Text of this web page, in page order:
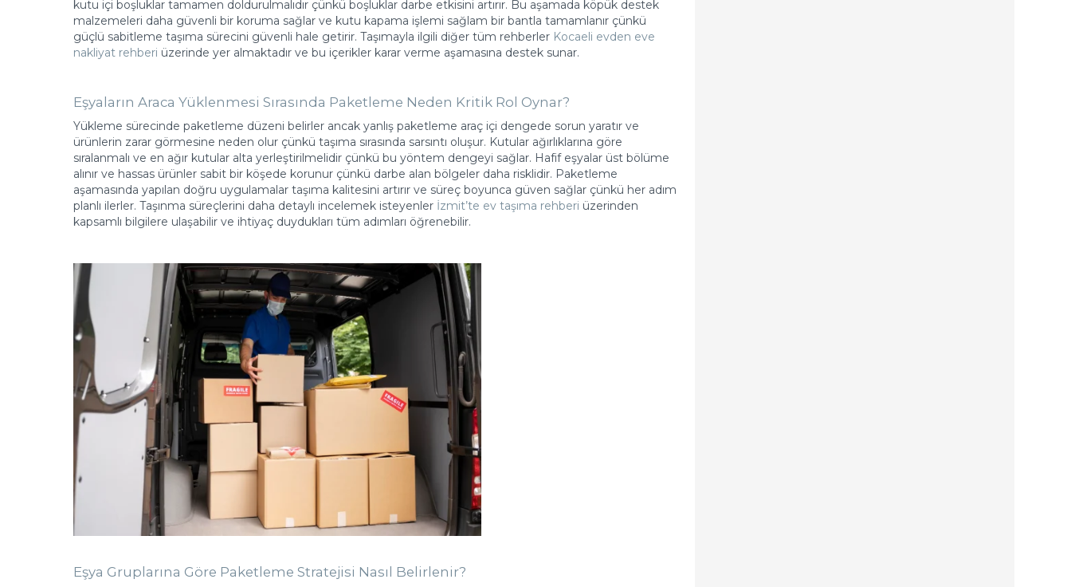
kutu içi boşluklar tamamen doldurulmalıdır çünkü boşluklar darbe etkisini artırır. Bu aşamada köpük destek
malzemeleri daha güvenli bir koruma sağlar ve kutu kapama işlemi sağlam bir bantla tamamlanır çünkü
güçlü sabitleme taşıma sürecini güvenli hale getirir. Taşımayla ilgili diğer tüm rehberler Kocaeli evden eve
nakliyat rehberi üzerinde yer almaktadır ve bu içerikler karar verme aşamasına destek sunar.
Eşyaların Araca Yüklenmesi Sırasında Paketleme Neden Kritik Rol Oynar?
Yükleme sürecinde paketleme düzeni belirler ancak yanlış paketleme araç içi dengede sorun yaratır ve
ürünlerin zarar görmesine neden olur çünkü taşıma sırasında sarsıntı oluşur. Kutular ağırlıklarına göre
sıralanmalı ve en ağır kutular alta yerleştirilmelidir çünkü bu yöntem dengeyi sağlar. Hafif eşyalar üst bölüme
alınır ve hassas ürünler sabit bir köşede korunur çünkü darbe alan bölgeler daha risklidir. Paketleme
aşamasında yapılan doğru uygulamalar taşıma kalitesini artırır ve süreç boyunca güven sağlar çünkü her adım
planlı ilerler. Taşınma süreçlerini daha detaylı incelemek isteyenler İzmit’te ev taşıma rehberi üzerinden
kapsamlı bilgilere ulaşabilir ve ihtiyaç duydukları tüm adımları öğrenebilir.
Eşya Gruplarına Göre Paketleme Stratejisi Nasıl Belirlenir?